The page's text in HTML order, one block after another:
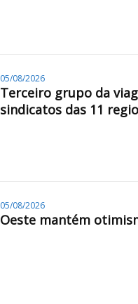
05/08/2026
Terceiro grupo da
sindicatos das 11
05/08/2026
Oeste mantém